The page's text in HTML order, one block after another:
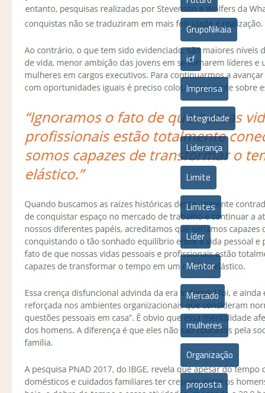
GrupoNikaia
icf
Imprensa
Integridade
Liderança
Limite
Limites
Líder
Mentor
Mercado
mulheres
Organização
proposta